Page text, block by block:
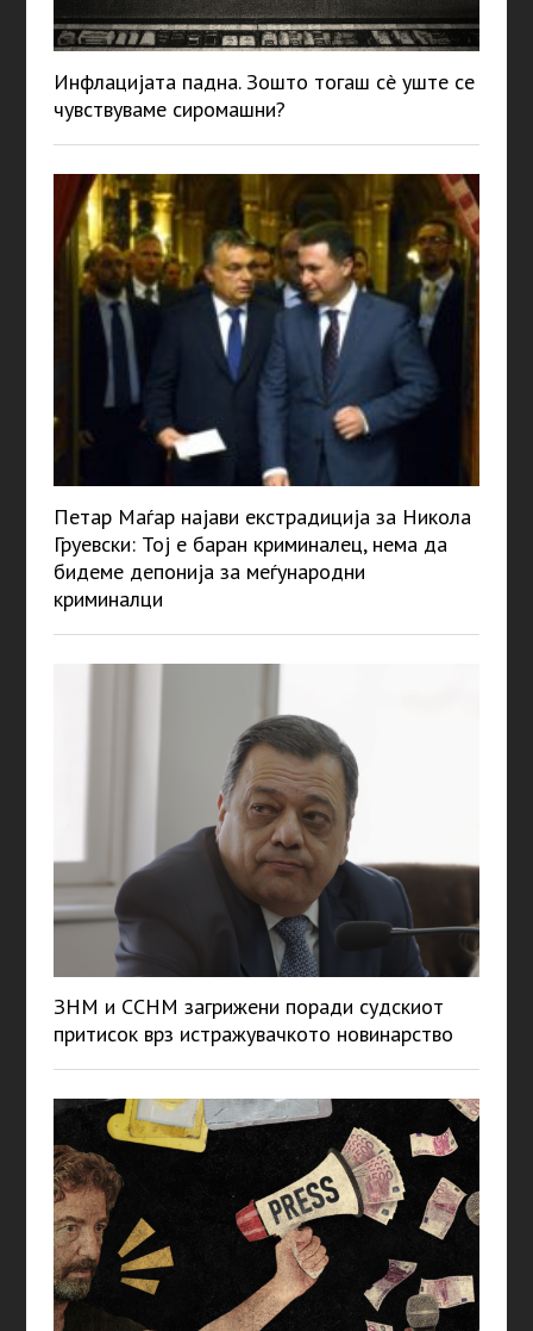
Инфлацијата падна. Зошто тогаш сè уште се
чувствуваме сиромашни?
Петар Маѓар најави екстрадиција за Никола
Груевски: Тој е баран криминалец, нема да
бидеме депонија за меѓународни
криминалци
ЗНМ и ССНМ загрижени поради судскиот
притисок врз истражувачкото новинарство